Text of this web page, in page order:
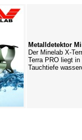
Metalldetektor
Der Minelab X-
Terra PRO liegt
Tauchtiefe